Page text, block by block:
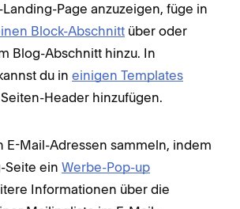
Page anzuzeigen, füge in
Block-Abschnitt über oder
Blog-Abschnitt hinzu. In
du in einigen Templates
Header hinzufügen.
E-Mail-Adressen sammeln, indem
Seite ein Werbe-Pop-up
Informationen über die